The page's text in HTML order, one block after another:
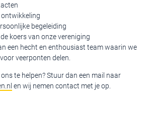
begeleiding
koers van onze vereniging
een hecht en enthousiast team waarin we
veerponten delen.
te helpen? Stuur dan een mail naar
en wij nemen contact met je op.